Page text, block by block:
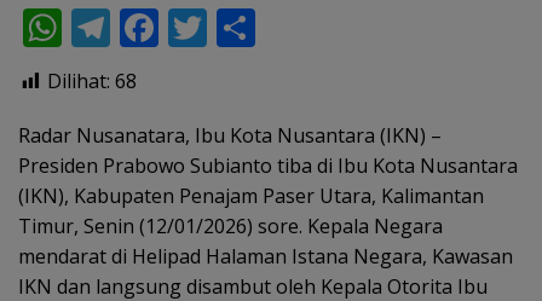
W
h
at
s
A
p
p
T
el
e
gr
a
m
F
b
o
o
k
T
er e
Dilihat: 68
Radar Nusanatara, Ibu Kota Nusantara (IKN) –
Presiden Prabowo Subianto tiba di Ibu Kota Nusantara
(IKN), Kabupaten Penajam Paser Utara, Kalimantan
Timur, Senin (12/01/2026) sore. Kepala Negara
mendarat di Helipad Halaman Istana Negara, Kawasan
IKN dan langsung disambut oleh Kepala Otorita Ibu